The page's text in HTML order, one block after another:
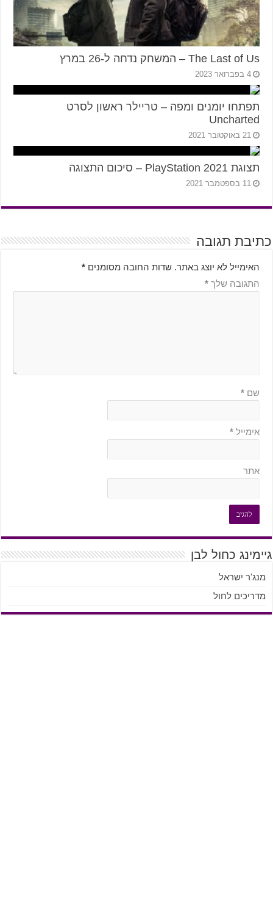
The Last of Us – המשחק נדחה ל-26 במרץ
4 בפברואר 2023
תפתחו יומנים ומפה – טריילר ראשון לסרט
Uncharted
21 באוקטובר 2021
תצוגת PlayStation 2021 – סיכום התצוגה
11 בספטמבר 2021
כתיבת תגובה
האימייל לא יוצג באתר. שדות החובה מסומנים *
התגובה שלך *
שם *
אימייל *
אתר
גיימינג כחול לבן
מנג'ר ישראל
מדריכים לחול